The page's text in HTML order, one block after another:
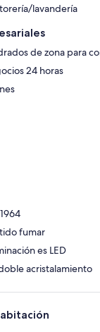
lavandería
de zona para
24 horas
fumar
es LED
acristalamiento